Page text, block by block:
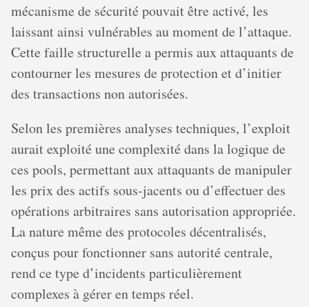
mécanisme de sécurité pouvait être activé, les
laissant ainsi vulnérables au moment de l’attaque.
Cette faille structurelle a permis aux attaquants de
contourner les mesures de protection et d’initier
des transactions non autorisées.
Selon les premières analyses techniques, l’exploit
aurait exploité une complexité dans la logique de
ces pools, permettant aux attaquants de manipuler
les prix des actifs sous-jacents ou d’effectuer des
opérations arbitraires sans autorisation appropriée.
La nature même des protocoles décentralisés,
conçus pour fonctionner sans autorité centrale,
rend ce type d’incidents particulièrement
complexes à gérer en temps réel.